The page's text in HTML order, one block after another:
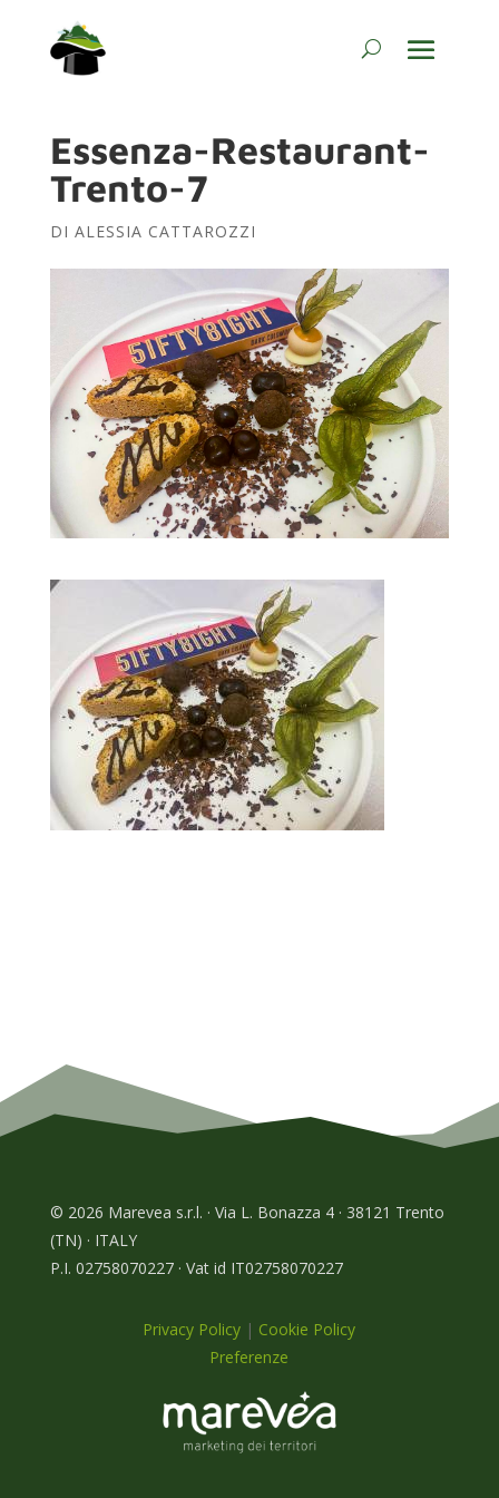
Essenza-Restaurant-
Trento-7
DI ALESSIA CATTAROZZI
© 2026 Marevea s.r.l. · Via L. Bonazza 4 · 38121 Trento
(TN) · ITALY
P.I. 02758070227 · Vat id IT02758070227
Privacy Policy | Cookie Policy
Preferenze